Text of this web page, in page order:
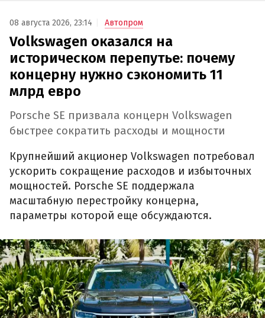
08 августа 2026, 23:14 Автопром
Volkswagen оказался на
историческом перепутье: почему
концерну нужно сэкономить 11
млрд евро
Porsche SE призвала концерн Volkswagen
быстрее сократить расходы и мощности
Крупнейший акционер Volkswagen потребовал
ускорить сокращение расходов и избыточных
мощностей. Porsche SE поддержала
масштабную перестройку концерна,
параметры которой еще обсуждаются.